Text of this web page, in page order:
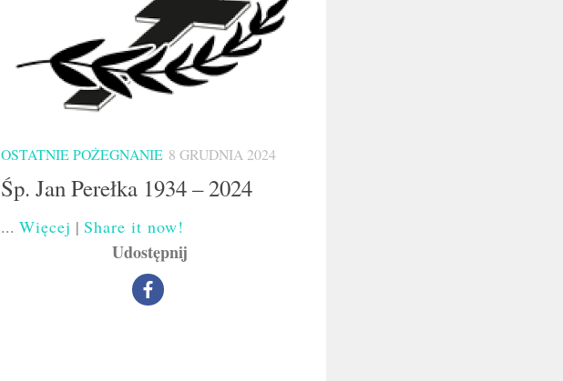
OSTATNIE POŻEGNANIE 8 GRUDNIA 2024
Śp. Jan Perełka 1934 – 2024
... Więcej | Share it now!
Udostępnij